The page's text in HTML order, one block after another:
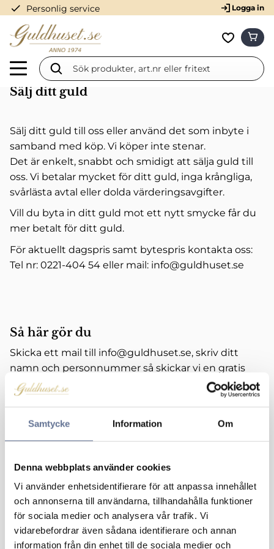
Samtycke Information Om
Denna webbplats använder cookies
Vi använder enhetsidentifierare för att anpassa innehållet
och annonserna till användarna, tillhandahålla funktioner
för sociala medier och analysera vår trafik. Vi
vidarebefordrar även sådana identifierare och annan
information från din enhet till de sociala medier och
Meny
check Personlig service Logga in
Sälj ditt guld
Sälj ditt guld till oss eller använd det som inbyte i
samband med köp. Vi köper inte stenar.
Det är enkelt, snabbt och smidigt att sälja guld till
oss. Vi betalar mycket för ditt guld, inga krångliga,
svårlästa avtal eller dolda värderingsavgifter.
Vill du byta in ditt guld mot ett nytt smycke får du
mer betalt för ditt guld.
För aktuellt dagspris samt bytespris kontakta oss:
Tel nr: 0221-404 54 eller mail: info@guldhuset.se
Så här gör du
Skicka ett mail till info@guldhuset.se, skriv ditt
namn och personnummer så skickar vi en gratis
säkerhetspåse och ett avtal (guldköps dokument)
till dig. Ni står för portot. Vi rekommenderar att
beställda säkerhetspåse kommer att skickas hem
till din folkbokföringsadress. Lagen om handel med
styrkas. (SFS 1999:272) Därför behöver du lämna ditt
personnummer.
När vi mottagit försändelsen och kontrollerat
karathalten meddelar vi dig värderingen.
Utbetalningen sker när värderingen är godkänd